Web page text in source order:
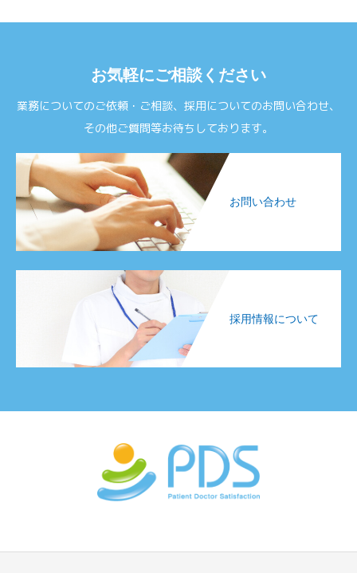
お気軽にご相談ください
業務についてのご依頼・ご相談、採用についてのお問い合わせ、
その他ご質問等お待ちしております。
お問い合わせ
採用情報について